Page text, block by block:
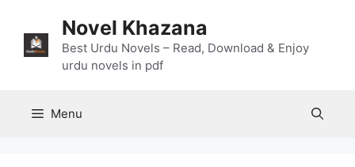
content
Novel Khazana
Best Urdu Novels – Read, Download & Enjoy
urdu novels in pdf
Menu